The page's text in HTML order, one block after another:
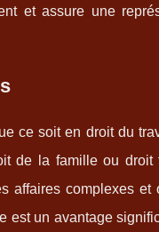
et assure une
ce soit en droit du
de la famille ou droit
affaires complexes et
est un avantage